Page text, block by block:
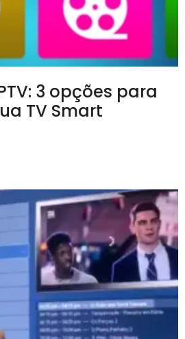
3 opções para
TV Smart